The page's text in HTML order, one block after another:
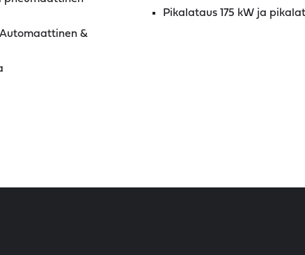
&
Pika­lataus 175 kW ja